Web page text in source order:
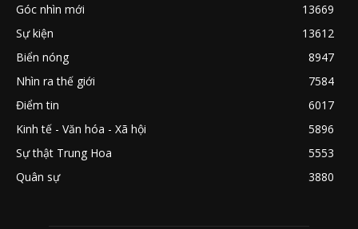
Góc nhìn mới
13669
Sự kiện
13612
Biển nóng
8947
Nhìn ra thế giới
7584
Điểm tin
6017
Kinh tế - Văn hóa - Xã hội
5896
Sự thật Trung Hoa
5553
Quân sự
3880